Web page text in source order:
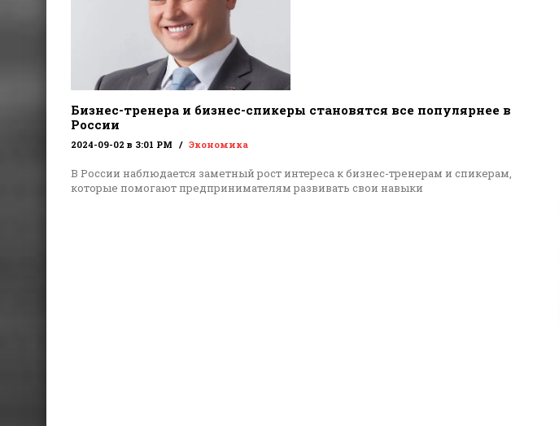
Бизнес-тренера и бизнес-спикеры становятся все популярнее в
России
2024-09-02 в 3:01 PM Экономика
В России наблюдается заметный рост интереса к бизнес-тренерам и спикерам,
которые помогают предпринимателям развивать свои навыки